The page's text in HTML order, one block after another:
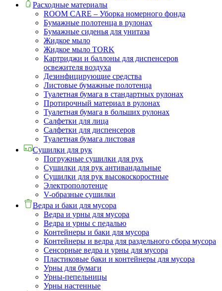
Расходные материалы
ROOM CARE – Уборка номерного фонда
Бумажные полотенца в рулонах
Бумажные сиденья для унитаза
Жидкое мыло
Жидкое мыло TORK
Картриджи и баллоны для диспенсеров
освежителя воздуха
Дезинфицирующие средства
Листовые бумажные полотенца
Туалетная бумага в стандартных рулонах
Протирочный материал в рулонах
Туалетная бумага в больших рулонах
Салфетки для лица
Салфетки для диспенсеров
Туалетная бумага листовая
Сушилки для рук
Погружные сушилки для рук
Сушилки для рук антивандальные
Сушилки для рук высокоскоростные
Электрополотенце
V-образные сушилки
Ведра и баки для мусора
Ведра и урны для мусора
Ведра и урны с педалью
Контейнеры и баки для мусора
Контейнеры и ведра для раздельного сбора мусора
Сенсорные ведра и урны для мусора
Пластиковые баки и контейнеры для мусора
Урны для бумаги
Урны-пепельницы
Урны настенные